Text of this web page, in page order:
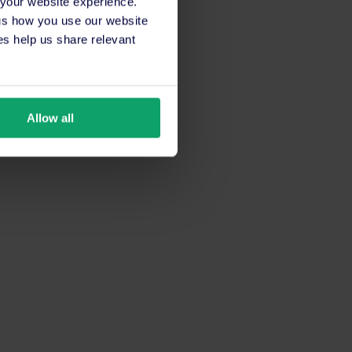
how you use our website
help us share relevant
Allow all